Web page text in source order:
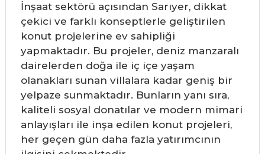
İnşaat sektörü açısından Sarıyer, dikkat
çekici ve farklı konseptlerle geliştirilen
konut projelerine ev sahipliği
yapmaktadır. Bu projeler, deniz manzaralı
dairelerden doğa ile iç içe yaşam
olanakları sunan villalara kadar geniş bir
yelpaze sunmaktadır. Bunların yanı sıra,
kaliteli sosyal donatılar ve modern mimari
anlayışları ile inşa edilen konut projeleri,
her geçen gün daha fazla yatırımcının